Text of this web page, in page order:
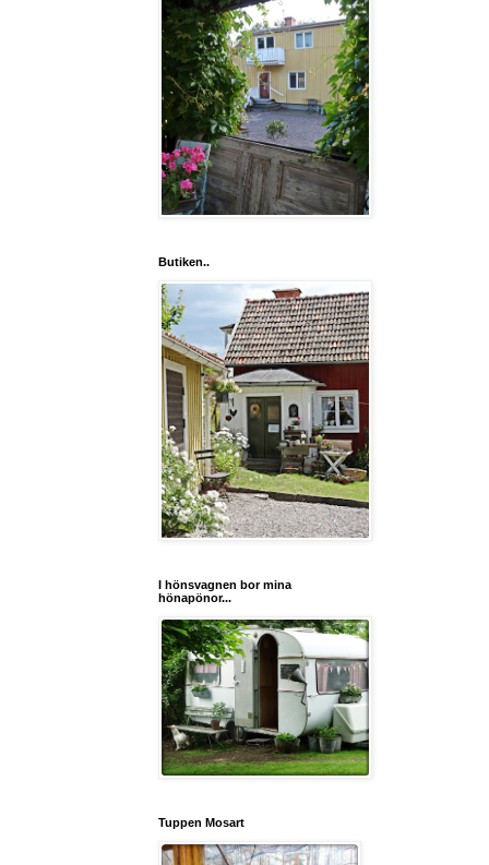
Butiken..
I hönsvagnen bor mina
hönapönor...
Tuppen Mosart